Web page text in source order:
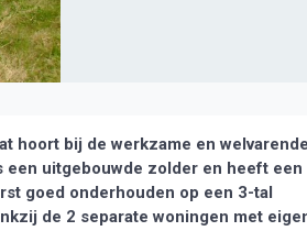
hoort bij de werkzame en
uitgebouwde zolder en heeft een
goed onderhouden op een 3-tal
de 2 separate woningen met